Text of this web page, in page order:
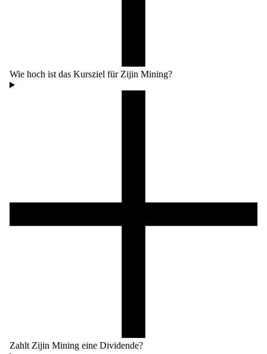
Wie hoch ist das Kursziel für Zijin Mining?
Zahlt Zijin Mining eine Dividende?